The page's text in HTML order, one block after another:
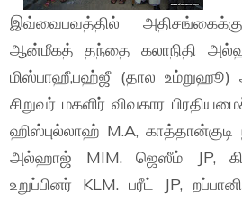
இவ்வைபவத்தில்
ஆன்மீகத் தந்தை கலாநிதி
மிஸ்பாஹீ,பஹ்ஜீ (தால உம்றுஹூ)
சிறுவர் மகளிர் விவகார
ஹிஸ்புல்லாஹ் M.A, காத்தான்குடி
அல்ஹாஜ் MIM. ஜெஸீம் JP,
உறுப்பினர் KLM. பரீட் JP,